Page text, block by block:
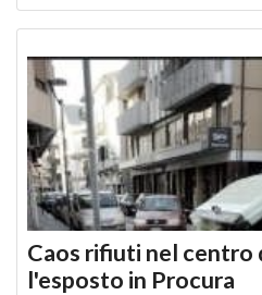
Caos rifiuti nel centro
l'esposto in Procura